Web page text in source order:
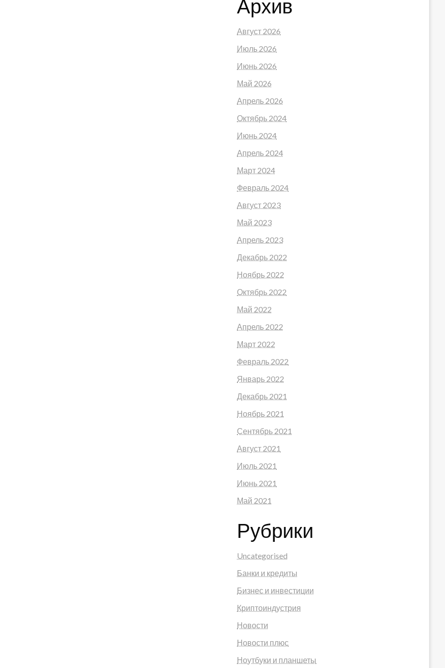
Архив
Август 2026
Июль 2026
Июнь 2026
Май 2026
Апрель 2026
Октябрь 2024
Июнь 2024
Апрель 2024
Март 2024
Февраль 2024
Август 2023
Май 2023
Апрель 2023
Декабрь 2022
Ноябрь 2022
Октябрь 2022
Май 2022
Апрель 2022
Март 2022
Февраль 2022
Январь 2022
Декабрь 2021
Ноябрь 2021
Сентябрь 2021
Август 2021
Июль 2021
Июнь 2021
Май 2021
Рубрики
Uncategorised
Банки и кредиты
Бизнес и инвестиции
Криптоиндустрия
Новости
Новости плюс
Ноутбуки и планшеты